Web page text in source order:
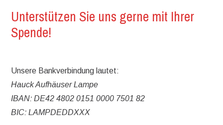
Unterstützen Sie uns gerne mit Ihrer
Spende!
Unsere Bankverbindung lautet:
Hauck Aufhäuser Lampe
IBAN: DE42 4802 0151 0000 7501 82
BIC: LAMPDEDDXXX